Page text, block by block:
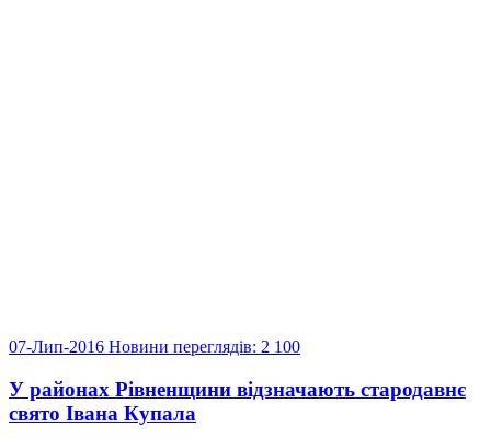
07-Лип-2016 Новини переглядів: 2 100
У районах Рівненщини відзначають стародавнє
свято Івана Купала